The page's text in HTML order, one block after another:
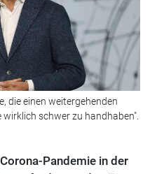
die einen weitergehenden
schwer zu handhaben".
Pandemie in der